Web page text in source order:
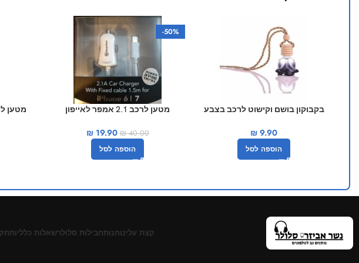
בקבוקון בושם וקישוט לרכב בצבע
₪ 9.90
הוספה לסל
-50%
מטען לרכב 2.1 אמפר לאייפון
₪40.00
₪19.90
הוספה לסל
מטען לרכב 4
קצת עלינוחנותחבילות סלולרשאלות כלליות